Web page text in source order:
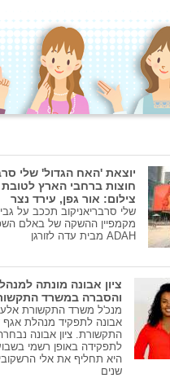
יוצאת 'האח הגדול' שלי
צילום: אור גפן, עירד נצר
שלי סרבריאניקוב תככב על
מקמפיין ההשקה של באלם
ADAH מבית עדה לזורגן
ציון אבונה מונתה
והסברה במשרד
מנכ'ל משרד התקשורת אלעד
אבונה לתפקיד מנהלת
התקשורת. ציון אבונה
לתפקידה באופן רשמי
היא תחליף את אלי
שנים